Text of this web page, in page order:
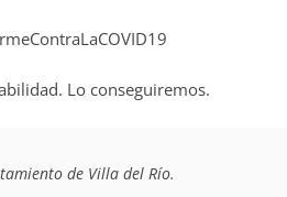
Lo conseguiremos.
de Villa del Río.